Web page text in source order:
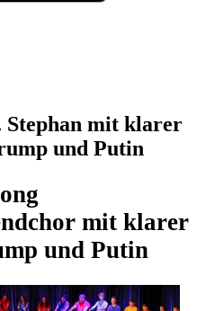
Stephan mit klarer
und Putin
mit klarer
und Putin